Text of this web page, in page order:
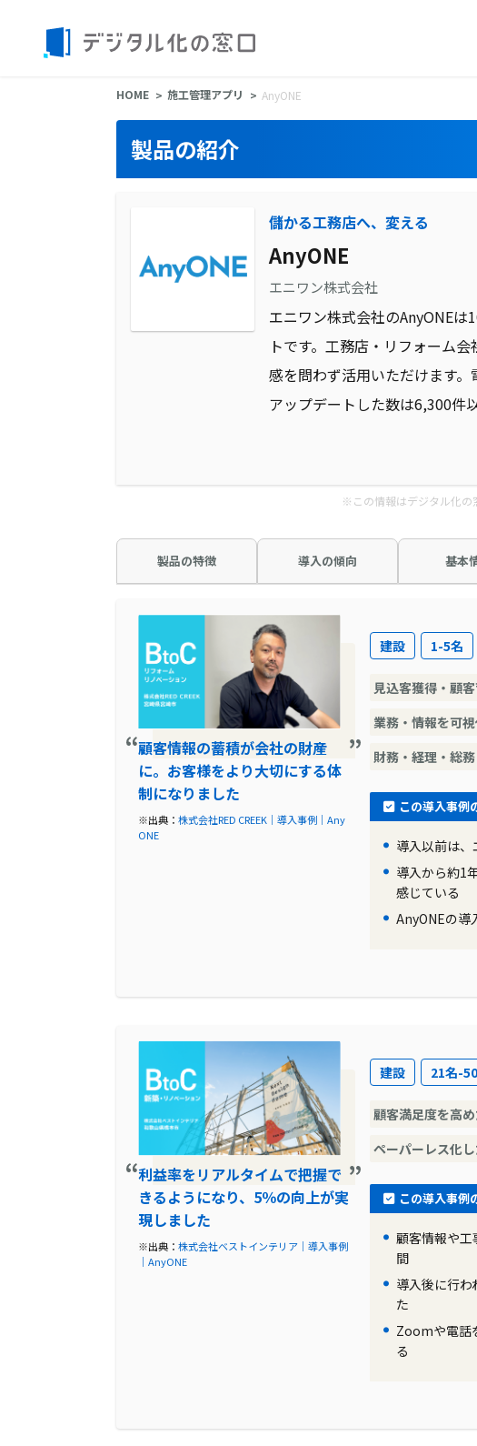
HOME 施工管理アプリ AnyONE
製品の紹介
儲かる工務店へ、変える
AnyONE
エニワン株式会社
エニワン株式会社のAnyONE
トです。工務店・リフォーム
感を問わず活用いただけます
アップデートした数は6,300件
※この情報はデジタル化の
製品の特徴 導入の傾向 基本
顧客情報の蓄積が会社の財産
に。お客様をより大切にする体
制になりました
※出典： 株式会社RED CREEK｜導入事例｜Any
ONE
建設 1-5名
見込客獲得・顧
業務・情報を可
財務・経理・総
この導入事例
導入以前は
導入から約1
感じている
AnyONEの導
利益率をリアルタイムで把握で
きるようになり、5％の向上が実
現しました
※出典： 株式会社ベストインテリア｜導入事例
｜AnyONE
建設 21名-
顧客満足度を高
ペーパーレス化
この導入事例
顧客情報や
間
導入後に行
た
Zoomや電話
る